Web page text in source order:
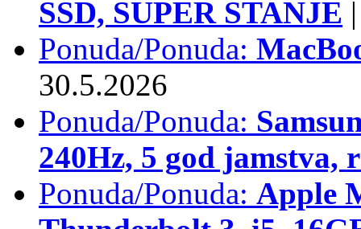
SSD, SUPER STANJE |
Ponuda/Ponuda:
30.5.2026
Ponuda/Ponuda:
240Hz, 5 god jamstva,
Ponuda/Ponuda: Apple